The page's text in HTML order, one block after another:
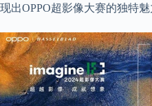
现出OPPO超影像大赛的独特魅